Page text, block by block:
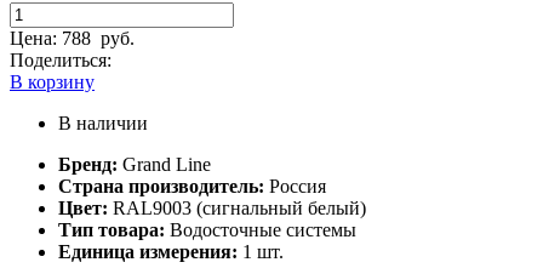
Цена: 788 руб.
Поделиться:
В корзину
В наличии
Бренд: Grand Line
Страна производитель: Россия
Цвет: RAL9003 (сигнальный белый)
Тип товара: Водосточные системы
Единица измерения: 1 шт.